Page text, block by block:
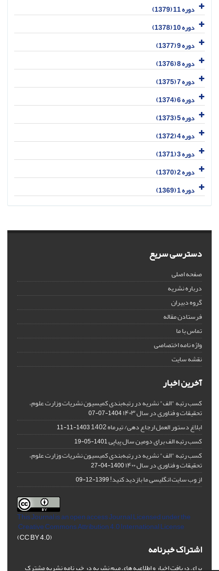
دوره 11 (1379)
دوره 10 (1378)
دوره 9 (1377)
دوره 8 (1376)
دوره 7 (1375)
دوره 6 (1374)
دوره 5 (1373)
دوره 4 (1372)
دوره 3 (1371)
دوره 2 (1370)
دوره 1 (1369)
دسترسی سریع
صفحه اصلی
درباره نشریه
گروه دبیران
فرستادن مقاله
تماس با ما
واژه نامه اختصاصی
نقشه سایت
آخرین اخبار
کسب رتبه "الف" نشریه در رتبه‌بندی کمیسیون نشریات وزارت علوم،
تحقیقات و فناوری در سال ۱۴۰۳ 1404-07-07
ابلاغ دستور العمل ارجاع دهی/ تیرماه 1402 1403-11-11
کسب رتبه الف برای دومین سال پیاپی1401-05-19
کسب رتبه "الف" نشریه در رتبه‌بندی کمیسیون نشریات وزارت علوم،
تحقیقات و فناوری در سال ۱۴۰۰ 1400-04-27
از وب سایت انگلیسی ما بازدید کنید!1399-12-09
This Journal is an open access Journal Licensedunder the
Creative Commons Attribution 4.0 International License
(CC BY 4.0)
اشتراک خبرنامه
برای دریافت اخبار و اطلاعیه های مهم نشریه در خبرنامه نشریه مشترک